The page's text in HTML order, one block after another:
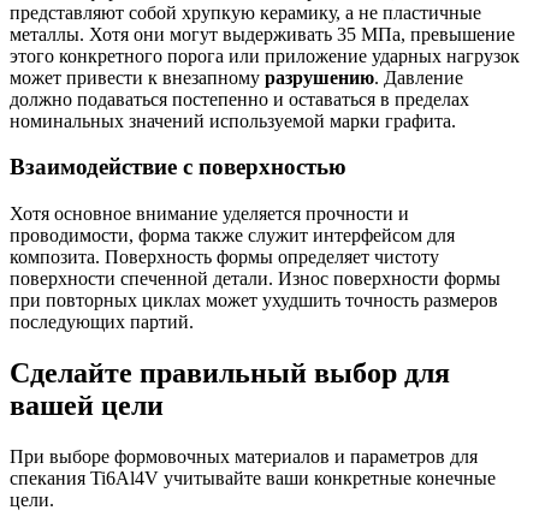
представляют собой хрупкую керамику, а не пластичные
металлы. Хотя они могут выдерживать 35 МПа, превышение
этого конкретного порога или приложение ударных нагрузок
может привести к внезапному разрушению. Давление
должно подаваться постепенно и оставаться в пределах
номинальных значений используемой марки графита.
Взаимодействие с поверхностью
Хотя основное внимание уделяется прочности и
проводимости, форма также служит интерфейсом для
композита. Поверхность формы определяет чистоту
поверхности спеченной детали. Износ поверхности формы
при повторных циклах может ухудшить точность размеров
последующих партий.
Сделайте правильный выбор для
вашей цели
При выборе формовочных материалов и параметров для
спекания Ti6Al4V учитывайте ваши конкретные конечные
цели.